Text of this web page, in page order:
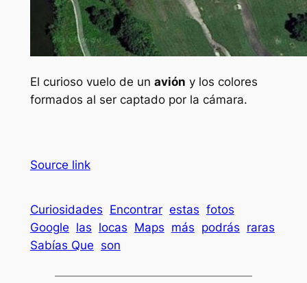
El curioso vuelo de un avión y los colores
formados al ser captado por la cámara.
Source link
Curiosidades Encontrar estas fotos
Google las locas Maps más podrás raras
Sabías Que son